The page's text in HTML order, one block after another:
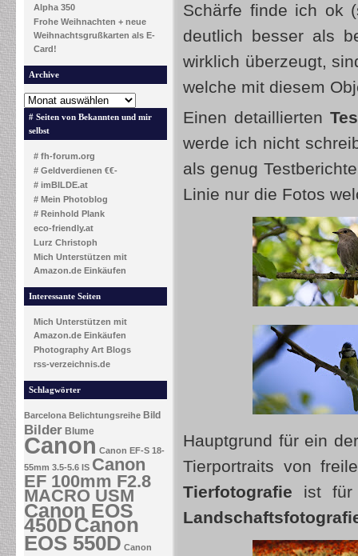
Alpha 350
Frohe Weihnachten + neue
Weihnachtsgrußkarten als E-
Card!
Archive
# Seiten von Bekannten und mir
selbst
# fh-forum.org
# Geldverdienen €€-
# imBILDE.at
# Mein Photoblog
# Reinhold Plank
eco-friendly.at
Lurz Christoph
Mich Unterstützen mit
Amazon.de Einkäufen
Interessante Seiten
Mich Unterstützen mit
Amazon.de Einkäufen
Photography Art Blogs
rss-verzeichnis.de
Schlagwörter
Barcelona Belichtungsreihe Bild
Bilder Blume
Canon Canon EF-S 18-
55mm 3.5-5.6 IS Canon
EF 100mm F2.8
MACRO USM
Canon EOS
450DCanon
EOS 550D Canon
Schärfe finde ich ok
deutlich besser als
wirklich überzeugt,
welche mit diesem
Einen detaillierten
werde ich nicht
als genug
Linie nur die Fotos
Hauptgrund für ein
Tierportraits von
Tierfotografie ist für